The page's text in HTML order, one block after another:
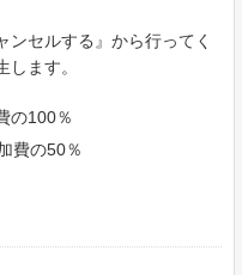
セルする』から行ってく
ます。
の100％
費の50％